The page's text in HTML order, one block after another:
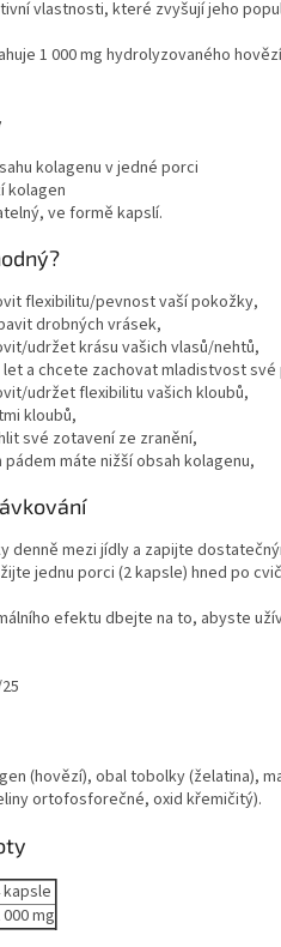
vlastnosti, které zvyšují jeho
1 000 mg hydrolyzovaného
kolagenu v jedné porci
kolagen
ve formě kapslí.
flexibilitu/pevnost vaší pokožky,
drobných vrásek,
udržet krásu vašich vlasů/nehtů,
let a chcete zachovat mladistvost
udržet flexibilitu vašich kloubů,
kloubů,
své zotavení ze zranění,
máte nižší obsah kolagenu,
denně mezi jídly a zapijte
jednu porci (2 kapsle) hned po
efektu dbejte na to, abyste
(hovězí), obal tobolky (želatina),
ortofosforečné, oxid křemičitý).
kapsle
000 mg